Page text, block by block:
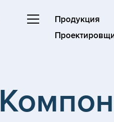
Продукция